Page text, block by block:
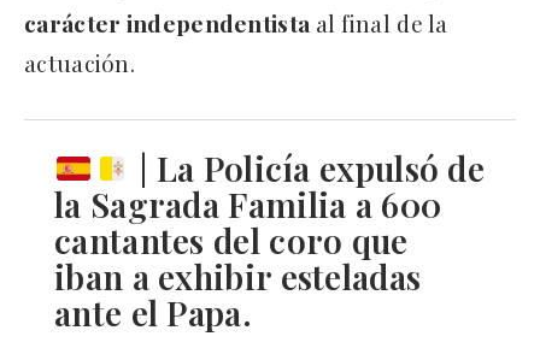
carácter independentista al final de la
actuación.
| La Policía expulsó de
la Sagrada Familia a 600
cantantes del coro que
iban a exhibir esteladas
ante el Papa.